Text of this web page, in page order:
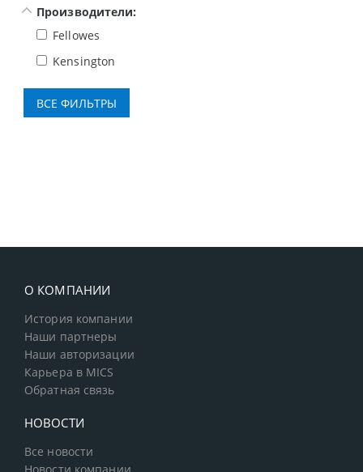
Производители:
Fellowes
Kensington
О КОМПАНИИ
История компании
Наши партнеры
Наши авторизации
Карьера в MICS
Обратная связь
НОВОСТИ
Все новости